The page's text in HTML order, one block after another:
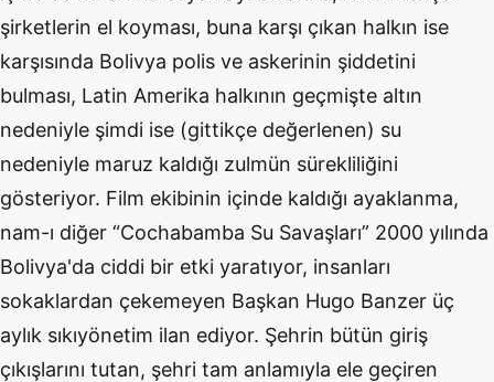
şirketlerin el koyması, buna karşı çıkan halkın ise
karşısında Bolivya polis ve askerinin şiddetini
bulması, Latin Amerika halkının geçmişte altın
nedeniyle şimdi ise (gittikçe değerlenen) su
nedeniyle maruz kaldığı zulmün sürekliliğini
gösteriyor. Film ekibinin içinde kaldığı ayaklanma,
nam-ı diğer “Cochabamba Su Savaşları” 2000 yılında
Bolivya'da ciddi bir etki yaratıyor, insanları
sokaklardan çekemeyen Başkan Hugo Banzer üç
aylık sıkıyönetim ilan ediyor. Şehrin bütün giriş
çıkışlarını tutan, şehri tam anlamıyla ele geçiren